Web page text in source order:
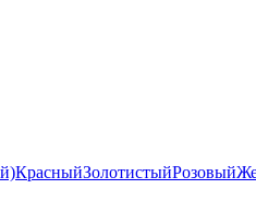
КрасныйЗолотистыйРозовый